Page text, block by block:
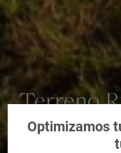
Terreno
de
Optimizamos